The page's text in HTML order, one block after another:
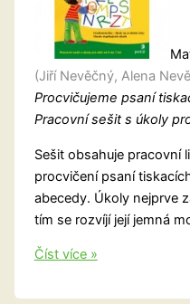
(Jiří Nevěčný, Alena
Procvičujeme psaní
Pracovní sešit s úkoly
Sešit obsahuje pracovní
procvičení psaní
abecedy. Úkoly nejprve
tím se rozvíjí její jemná
Matesova
Číst více »